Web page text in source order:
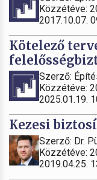
Közzétéve:
2017.10.07.
Kötelező
Szerző:
Közzétéve:
2025.01.19.
Kezesi
Szerző: Dr.
Közzétéve:
2019.04.25.